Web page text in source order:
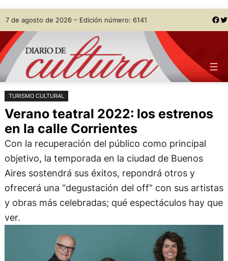
Saltar
al
contenido
Skip
to
content
7 de agosto de 2026 – Edición número: 6141 Facebook Twitter
TURISMO CULTURAL
Verano teatral 2022: los estrenos
en la calle Corrientes
Con la recuperación del público como principal
objetivo, la temporada en la ciudad de Buenos
Aires sostendrá sus éxitos, repondrá otros y
ofrecerá una “degustación del off” con sus artistas
y obras más celebradas; qué espectáculos hay que
ver.